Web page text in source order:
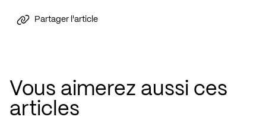
Partager l'article
Vous aimerez aussi ces
articles